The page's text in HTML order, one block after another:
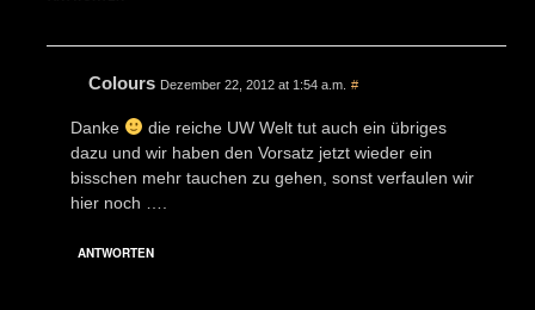
Colours Dezember 22, 2012 at 1:54 a.m. #
Danke
die reiche UW Welt tut auch ein übriges
dazu und wir haben den Vorsatz jetzt wieder ein
bisschen mehr tauchen zu gehen, sonst verfaulen wir
hier noch ….
ANTWORTEN